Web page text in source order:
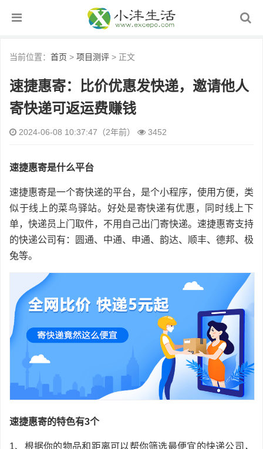
当前位置： 首页 > 项目测评 > 正文
速捷惠寄：比价优惠发快递，邀请他人
寄快递可返运费赚钱
2024-06-08 10:37:47（2年前） 3452
速捷惠寄是什么平台
速捷惠寄是一个寄快递的平台，是个小程序，使用方便，类
似于线上的菜鸟驿站。好处是寄快递有优惠，同时线上下
单，快递员上门取件，不用自己出门寄快递。速捷惠寄支持
的快递公司有：圆通、中通、申通、韵达、顺丰、德邦、极
兔等。
速捷惠寄的特色有3个
1、根据你的物品和距离可以帮你筛选最便宜的快递公司，